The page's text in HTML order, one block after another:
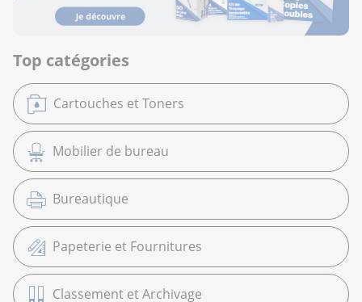
Top catégories
Cartouches et Toners
Mobilier de bureau
Bureautique
Papeterie et Fournitures
Classement et Archivage